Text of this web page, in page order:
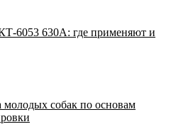
6053 630А: где применяют и
молодых собак по основам